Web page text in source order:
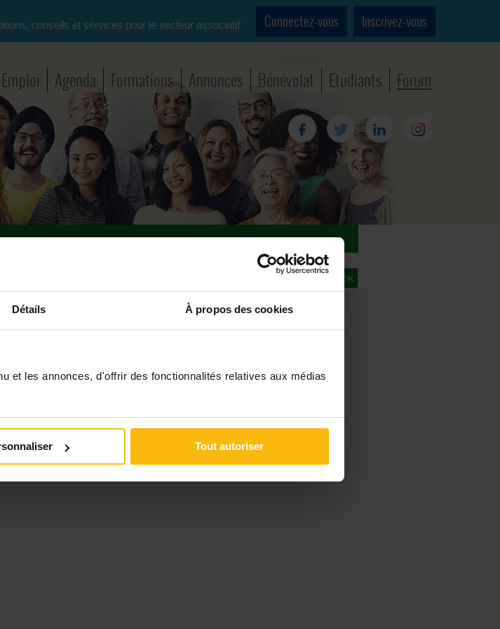
Détails À propos des cookies
et les annonces, d'offrir des fonctionnalités relatives aux médias
Tout autoriser
conseils et services pour le secteur associatif Connectez-vous Inscrivez-vous
Emploi Agenda Formations Annonces Bénévolat Etudiants Forum